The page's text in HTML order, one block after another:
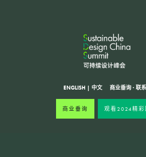
ENGLISH | 中文 商业垂询· 联
商业垂询 观看2024精彩